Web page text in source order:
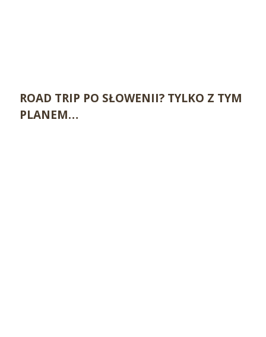
ROAD TRIP PO SŁOWENII? TYLKO Z TYM
PLANEM…